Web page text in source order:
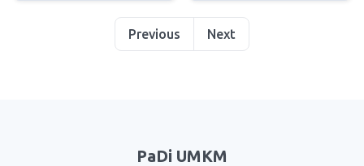
Previous Next
PaDi UMKM